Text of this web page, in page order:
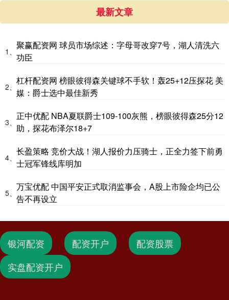
最新文章
1、
聚赢配资网 球员市场综述：字母哥改穿7号，湖人清洗六
功臣
2、
杠杆配资网 榜眼彼得森关键球不手软！轰25+12压探花 美
媒：爵士选中最佳新秀
3、
正中优配 NBA夏联爵士109-100灰熊，榜眼彼得森25分12
助，探花布泽尔18+7
4、
长盈策略 竞价大战！湖人报价力压骑士，正全力签下前勇
士冠军锋线库明加
5、
万宝优配 中国平安正式取消监事会，A股上市险企均已公
告不再设立
银河配资 配资开户
配资股票
实盘配资开户